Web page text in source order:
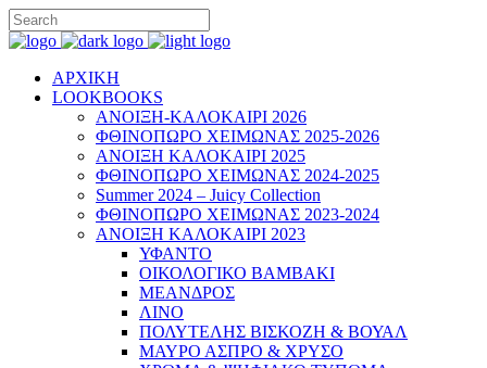
ΑΡΧΙΚΗ
LOOKBOOKS
ΑΝΟΙΞΗ-ΚΑΛΟΚΑΙΡΙ 2026
ΦΘΙΝΟΠΩΡΟ ΧΕΙΜΩΝΑΣ 2025-2026
ΑΝΟΙΞΗ ΚΑΛΟΚΑΙΡΙ 2025
ΦΘΙΝΟΠΩΡΟ ΧΕΙΜΩΝΑΣ 2024-2025
Summer 2024 – Juicy Collection
ΦΘΙΝΟΠΩΡΟ ΧΕΙΜΩΝΑΣ 2023-2024
ΑΝΟΙΞΗ ΚΑΛΟΚΑΙΡΙ 2023
ΥΦΑΝΤΟ
ΟΙΚΟΛΟΓΙΚΟ ΒΑΜΒΑΚΙ
ΜΕΑΝΔΡΟΣ
ΛΙΝΟ
ΠΟΛΥΤΕΛΗΣ ΒΙΣΚΟΖΗ & ΒΟΥΑΛ
ΜΑΥΡΟ ΑΣΠΡΟ & ΧΡΥΣΟ